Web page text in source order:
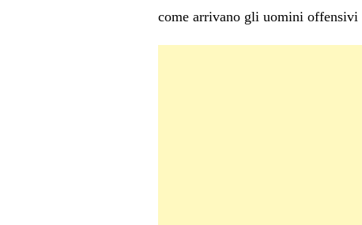
come arrivano gli uomini offensivi